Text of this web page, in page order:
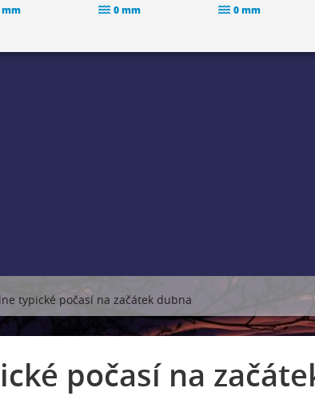
mm 0 mm 0 mm
typické počasí na začátek dubna
počasí na